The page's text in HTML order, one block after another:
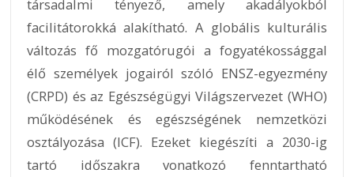
társadalmi tényező, amely akadályokból
facilitátorokká alakítható. A globális kulturális
változás fő mozgatórugói a fogyatékossággal
élő személyek jogairól szóló ENSZ-egyezmény
(CRPD) és az Egészségügyi Világszervezet (WHO)
működésének és egészségének nemzetközi
osztályozása (ICF). Ezeket kiegészíti a 2030-ig
tartó időszakra vonatkozó fenntartható